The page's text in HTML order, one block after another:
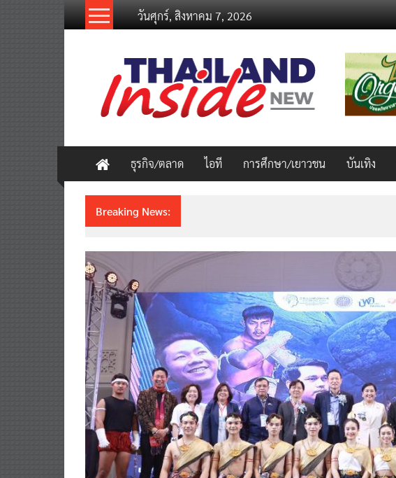
วันศุกร์, สิงหาคม 7, 2026
thailandinsidenew.com
Thailand
Inside
New
ธุรกิจ/ตลาด ไอที การศึกษา/เยาวชน บันเทิง
Breaking News: